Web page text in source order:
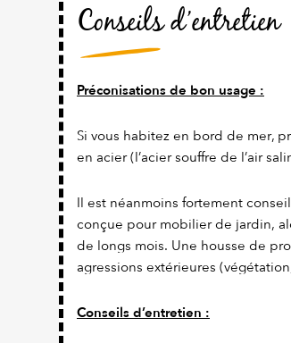
Conseils d’entretien
Préconisations de bon usage :
Si vous habitez en bord de mer,
en acier (l’acier souffre de l’air
Il est néanmoins fortement
conçue pour mobilier de jardin,
de longs mois. Une housse de
agressions extérieures
Conseils d’entretien :